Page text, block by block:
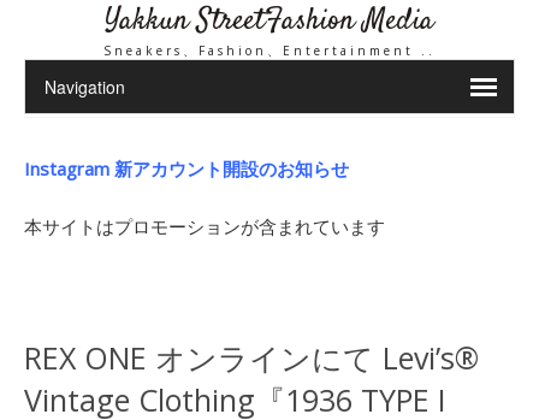
Yakkun StreetFashion Media
Sneakers、Fashion、Entertainment ..
Instagram 新アカウント開設のお知らせ
本サイトはプロモーションが含まれています
REX ONE オンラインにて Levi’s®
Vintage Clothing『1936 TYPE I